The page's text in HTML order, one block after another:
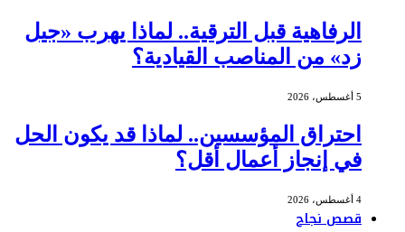
الرفاهية قبل الترقية.. لماذا يهرب «جيل
زد» من المناصب القيادية؟
5 أغسطس، 2026
احتراق المؤسسين.. لماذا قد يكون الحل
في إنجاز أعمال أقل؟
4 أغسطس، 2026
قصص نجاح